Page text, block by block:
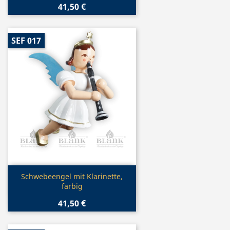
41,50 €
Vorschau
Schwebeengel mit Klarinette,
farbig
41,50 €
SEF 017